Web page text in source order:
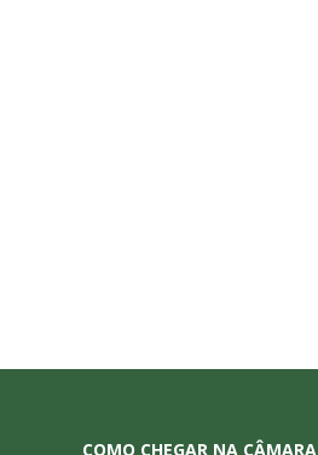
COMO CHEGAR NA CÂMARA